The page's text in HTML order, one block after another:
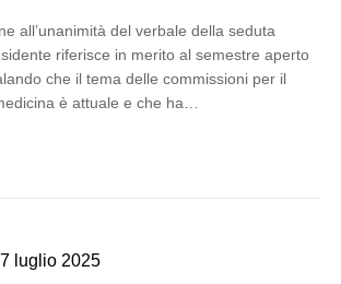
all’unanimità del verbale della seduta
riferisce in merito al semestre aperto
che il tema delle commissioni per il
è attuale e che ha…
luglio 2025